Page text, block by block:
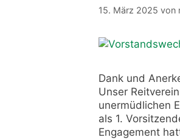
15. März 2025 von
Dank und
Unser
unermüdlichen
als 1.
Engagement